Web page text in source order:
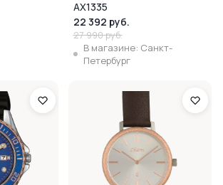
AX1335
22 392 руб.
27 990 руб.
В магазине: Санкт-
Петербург